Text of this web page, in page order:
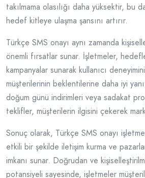
takılmama olasılığı daha yüksektir, bu
hedef kitleye ulaşma şansını artırır.
Türkçe SMS onayı aynı zamanda
önemli fırsatlar sunar. İşletmeler,
kampanyalar sunarak kullanıcı
müşterilerinin beklentilerine daha iyi
doğum günü indirimleri veya sadakat
teklifler, müşterilerin ilgisini çekerek
Sonuç olarak, Türkçe SMS onayı
etkili bir şekilde iletişim kurma ve
imkanı sunar. Doğrudan ve
potansiyeli sayesinde, işletmeler